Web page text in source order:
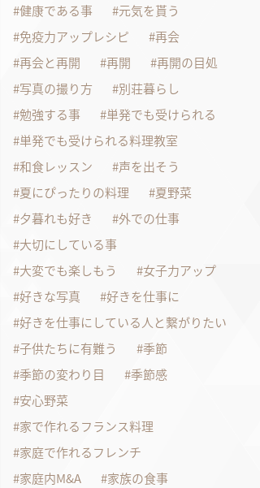
健康である事
元気を貰う
免疫力アップレシピ
再会
再会と再開
再開
再開の目処
写真の撮り方
別荘暮らし
勉強する事
単発でも受けられる
単発でも受けられる料理教室
和食レッスン
声を出そう
夏にぴったりの料理
夏野菜
夕暮れも好き
外での仕事
大切にしている事
大変でも楽しもう
女子力アップ
好きな写真
好きを仕事に
好きを仕事にしている人と繋がりたい
子供たちに有難う
季節
季節の変わり目
季節感
安心野菜
家で作れるフランス料理
家庭で作れるフレンチ
家庭内M&A
家族の食事